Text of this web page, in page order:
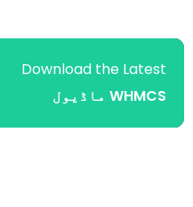
Download the Latest
WHMCS ماڈیول